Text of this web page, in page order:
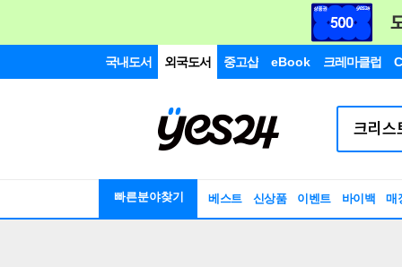
국내도서 외국도서 중고샵 eBook 크레마클럽
빠른분야찾기 베스트 신상품 이벤트 바이백 매